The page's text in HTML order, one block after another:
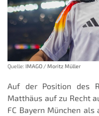
Quelle: IMAGO / Moritz Müller
Auf der Position des
Matthäus auf zu Recht
FC Bayern München